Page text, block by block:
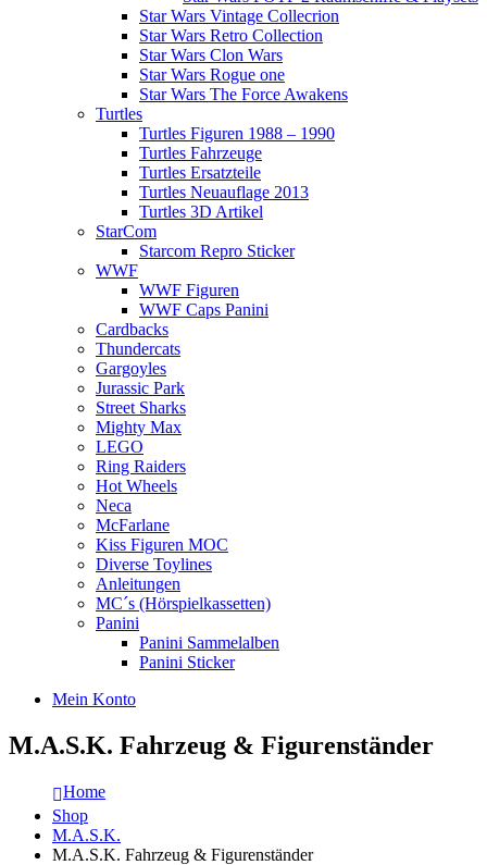
Star Wars Vintage Collecrion
Star Wars Retro Collection
Star Wars Clon Wars
Star Wars Rogue one
Star Wars The Force Awakens
Turtles
Turtles Figuren 1988 – 1990
Turtles Fahrzeuge
Turtles Ersatzteile
Turtles Neuauflage 2013
Turtles 3D Artikel
StarCom
Starcom Repro Sticker
WWF
WWF Figuren
WWF Caps Panini
Cardbacks
Thundercats
Gargoyles
Jurassic Park
Street Sharks
Mighty Max
LEGO
Ring Raiders
Hot Wheels
Neca
McFarlane
Kiss Figuren MOC
Diverse Toylines
Anleitungen
MC´s (Hörspielkassetten)
Panini
Panini Sammelalben
Panini Sticker
Mein Konto
M.A.S.K. Fahrzeug & Figurenständer
Home
Shop
M.A.S.K.
M.A.S.K. Fahrzeug & Figurenständer